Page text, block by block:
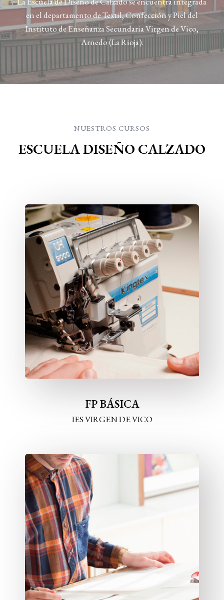
en el departamento de Textil, Confección y Piel del
Instituto de Enseñanza Secundaria Virgen de Vico,
Arnedo (La Rioja).
NUESTROS CURSOS​
ESCUELA DISEÑO CALZADO
FP BÁSICA
IES VIRGEN DE VICO